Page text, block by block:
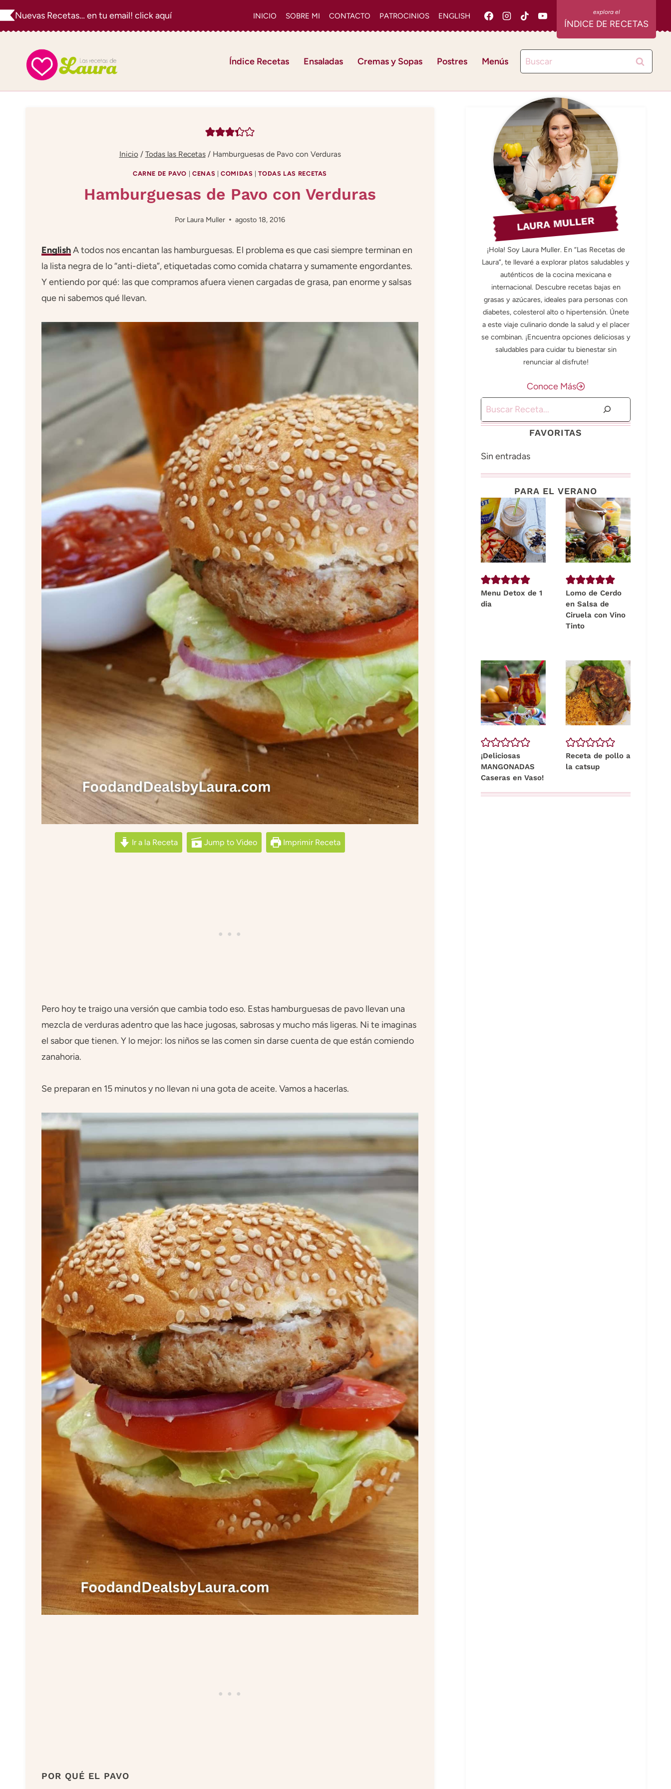
Saltar
al
Nuevas Recetas… en tu email! click aquí INICIO SOBRE MI CONTACTO PATROCINIOS ENGLISH
ÍNDICE DE RECETAS
Índice Recetas Ensaladas Cremas y Sopas Postres Menús Buscar:
Inicio / Todas las Recetas / Hamburguesas de Pavo con Verduras
CARNE DE PAVO CENAS |COMIDAS |TODAS LAS RECETAS
Hamburguesas de Pavo con Verduras
Por Laura Muller agosto 18, 2016
EnglishA todos nos encantan las hamburguesas. El problema es que casi siempre terminan en
la lista negra de lo “anti-dieta”, etiquetadas como comida chatarra y sumamente engordantes.
Y entiendo por qué: las que compramos afuera vienen cargadas de grasa, pan enorme y salsas
que ni sabemos qué llevan.
Ir a la Receta Jump to Video Imprimir Receta
Pero hoy te traigo una versión que cambia todo eso. Estas hamburguesas de pavo llevan una
mezcla de verduras adentro que las hace jugosas, sabrosas y mucho más ligeras. Ni te imaginas
el sabor que tienen. Y lo mejor: los niños se las comen sin darse cuenta de que están comiendo
zanahoria.
Se preparan en 15 minutos y no llevan ni una gota de aceite. Vamos a hacerlas.
POR QUÉ EL PAVO
LAURA MULLER
¡Hola! Soy Laura Muller. En “Las Recetas de
Laura”, te llevaré a explorar platos saludables y
auténticos de la cocina mexicana e
internacional. Descubre recetas bajas en
grasas y azúcares, ideales para personas con
diabetes, colesterol alto o hipertensión. Únete
a este viaje culinario donde la salud y el placer
se combinan. ¡Encuentra opciones deliciosas y
saludables para cuidar tu bienestar sin
renunciar al disfrute!
Conoce Más
Buscar
FAVORITAS
Sin entradas
PARA EL VERANO
Menu Detox de 1
dia
Lomo de Cerdo
en Salsa de
Ciruela con Vino
Tinto
¡Deliciosas
MANGONADAS
Caseras en Vaso!
Receta de pollo a
la catsup